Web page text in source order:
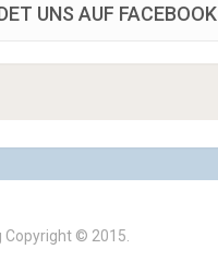
UNS AUF FACEBOOK
Copyright © 2015.